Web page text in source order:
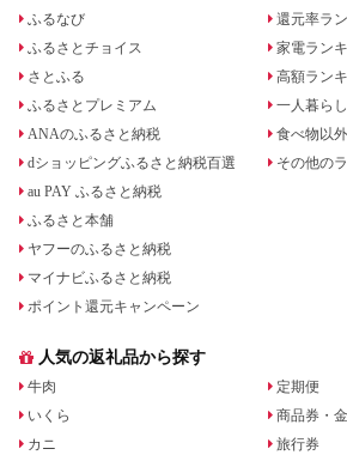
ふるなび
ふるさとチョイス
さとふる
ふるさとプレミアム
ANAのふるさと納税
dショッピングふるさと納税百選
au PAY ふるさと納税
ふるさと本舗
ヤフーのふるさと納税
マイナビふるさと納税
ポイント還元キャンペーン
還元率ラ
家電ラン
高額ラン
一人暮らし
食べ物以外
その他の
人気の返礼品から探す
牛肉
いくら
カニ
定期便
商品券・
旅行券